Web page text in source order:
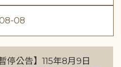
08
停公告】115年8月9日